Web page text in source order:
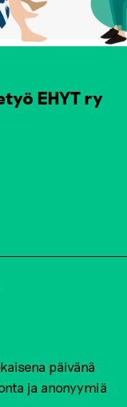
EHYT ry
päivänä
ja anonyymiä